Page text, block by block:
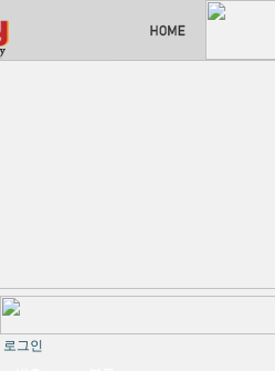
로그인